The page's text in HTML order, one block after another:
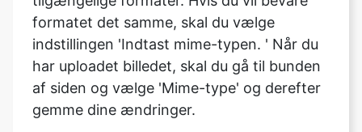
af siden og vælge 'Mime-type' og derefter
gemme dine ændringer.
Er det muligt at komprimere mange